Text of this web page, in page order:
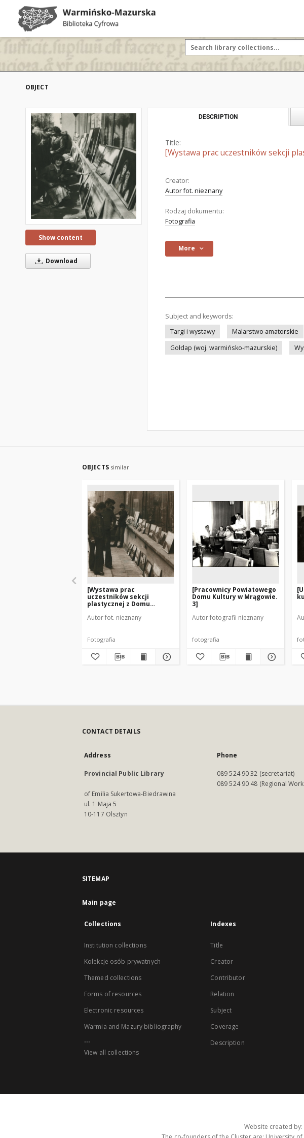
OBJECT
Show content
Download
DESCRIPTION
Title:
[Wystawa prac uczestników sekcji
Creator:
Autor fot. nieznany
Rodzaj dokumentu:
Fotografia
More
Subject and keywords:
Targi i wystawy
Malarstwo amatorskie
Gołdap (woj. warmińsko-mazurskie)
OBJECTS similar
[Wystawa prac
uczestników sekcji
plastycznej z Domu
Autor fot. nieznany
Fotografia
[Pracownicy Powiatowego
Domu Kultury w Mrągowie.
3]
Autor fotografii nieznany
fotografia
CONTACT DETAILS
Address
Provincial Public Library
of Emilia Sukertowa-Biedrawina
ul. 1 Maja 5
10-117 Olsztyn
Phone
089 524 90 32 (secretariat)
089 524 90 48 (Regional
SITEMAP
Main page
Collections
Institution collections
Kolekcje osób prywatnych
Themed collections
Forms of resources
Electronic resources
Warmia and Mazury bibliography
...
View all collections
Indexes
Title
Creator
Contributor
Relation
Subject
Coverage
Description
Website created